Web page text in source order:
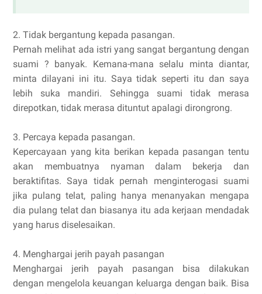
2. Tidak bergantung kepada pasangan.
Pernah melihat ada istri yang sangat bergantung dengan
suami ? banyak. Kemana-mana selalu minta diantar,
minta dilayani ini itu. Saya tidak seperti itu dan saya
lebih suka mandiri. Sehingga suami tidak merasa
direpotkan, tidak merasa dituntut apalagi dirongrong.
3. Percaya kepada pasangan.
Kepercayaan yang kita berikan kepada pasangan tentu
akan membuatnya nyaman dalam bekerja dan
beraktifitas. Saya tidak pernah menginterogasi suami
jika pulang telat, paling hanya menanyakan mengapa
dia pulang telat dan biasanya itu ada kerjaan mendadak
yang harus diselesaikan.
4. Menghargai jerih payah pasangan
Menghargai jerih payah pasangan bisa dilakukan
dengan mengelola keuangan keluarga dengan baik. Bisa